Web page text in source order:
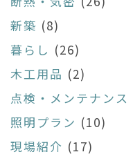
新築 (8)
暮らし (26)
木工用品 (2)
点検・メンテナンス
照明プラン (10)
現場紹介 (17)